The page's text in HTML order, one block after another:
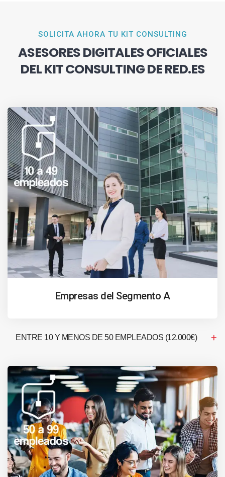
SOLICITA AHORA TU KIT CONSULTING
ASESORES DIGITALES OFICIALES
DEL KIT CONSULTING DE RED.ES
Empresas del Segmento A
ENTRE 10 Y MENOS DE 50 EMPLEADOS (12.000€)